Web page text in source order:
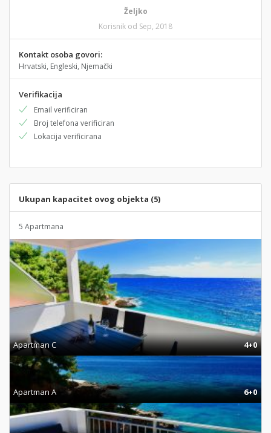
Željko
Korisnik od Sep, 2018
Kontakt osoba govori:
Hrvatski, Engleski, Njemački
Verifikacija
Email verificiran
Broj telefona verificiran
Lokacija verificirana
Ukupan kapacitet ovog objekta (5)
5 Apartmana
Apartman C 4+0
Apartman A 6+0